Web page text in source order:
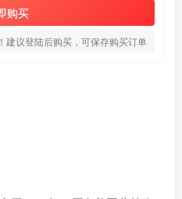
购买
建议登陆后购买，可保存购买订单